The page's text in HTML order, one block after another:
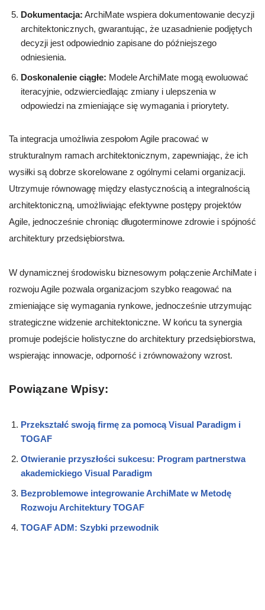
Dokumentacja: ArchiMate wspiera dokumentowanie decyzji
architektonicznych, gwarantując, że uzasadnienie podjętych
decyzji jest odpowiednio zapisane do późniejszego
odniesienia.
Doskonalenie ciągłe: Modele ArchiMate mogą ewoluować
iteracyjnie, odzwierciedlając zmiany i ulepszenia w
odpowiedzi na zmieniające się wymagania i priorytety.
Ta integracja umożliwia zespołom Agile pracować w
strukturalnym ramach architektonicznym, zapewniając, że ich
wysiłki są dobrze skorelowane z ogólnymi celami organizacji.
Utrzymuje równowagę między elastycznością a integralnością
architektoniczną, umożliwiając efektywne postępy projektów
Agile, jednocześnie chroniąc długoterminowe zdrowie i spójność
architektury przedsiębiorstwa.
W dynamicznej środowisku biznesowym połączenie ArchiMate i
rozwoju Agile pozwala organizacjom szybko reagować na
zmieniające się wymagania rynkowe, jednocześnie utrzymując
strategiczne widzenie architektoniczne. W końcu ta synergia
promuje podejście holistyczne do architektury przedsiębiorstwa,
wspierając innowacje, odporność i zrównoważony wzrost.
Powiązane Wpisy:
Przekształć swoją firmę za pomocą Visual Paradigm i
TOGAF
Otwieranie przyszłości sukcesu: Program partnerstwa
akademickiego Visual Paradigm
Bezproblemowe integrowanie ArchiMate w Metodę
Rozwoju Architektury TOGAF
TOGAF ADM: Szybki przewodnik